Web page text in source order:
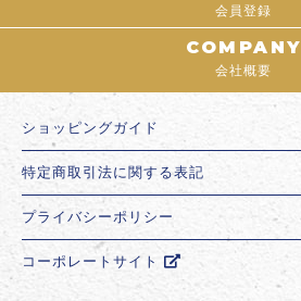
会員登録
COMPANY
会社概要
ショッピングガイド
特定商取引法に関する表記
プライバシーポリシー
コーポレートサイト